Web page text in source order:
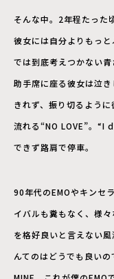
そんな中。2年程たった
彼女には自分よりもっ
では到底考えつかない
助手席に座る彼女は泣
きれず、振り切るよう
流れる“NO LOVE”。
できず路肩で停車。
90年代のEMOやキンセ
イバルも糞もなく、様
を格好良いと言えない
んてのはどうでも良い